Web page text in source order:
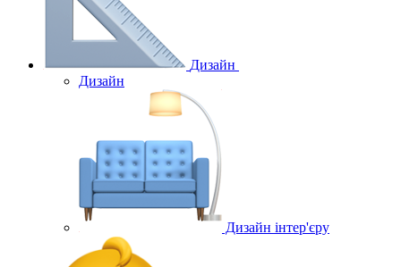
Дизайн
Дизайн
Дизайн інтер'єру